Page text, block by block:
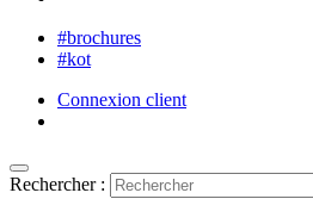
#brochures
#kot
Connexion client
Rechercher :